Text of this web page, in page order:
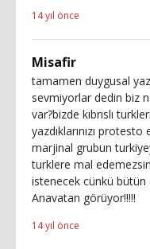
14 yıl önce
Misafir
tamamen duygusal
sevmiyorlar dedin biz
var?bizde kıbrıslı
yazdıklarınızı
marjinal grubun
turklere mal
istenecek cünkü
Anavatan görüyor!!!!!
14 yıl önce